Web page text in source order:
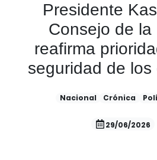
Presidente
Consejo de la
reafirma
seguridad de los
Nacional Crónica
29/06/2026